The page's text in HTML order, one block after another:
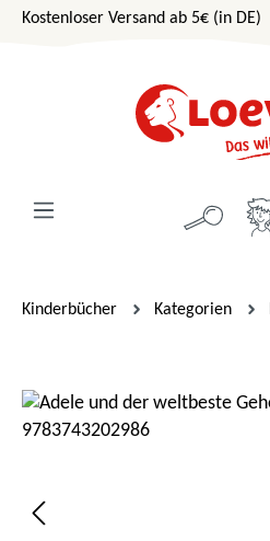
Zum Hauptinhalt springen
Kostenloser Versand ab 5€ (in DE)
Kinderbücher Kategorien
Bildergalerie überspringen